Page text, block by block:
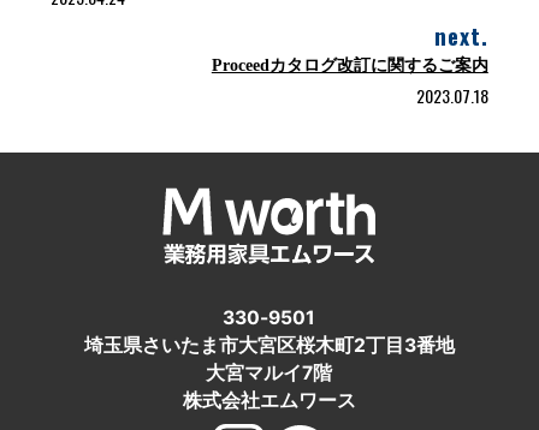
next.
Proceedカタログ改訂に関するご案内
2023.07.18
330-9501
埼玉県さいたま市大宮区桜木町2丁目3番地
大宮マルイ7階
株式会社エムワース